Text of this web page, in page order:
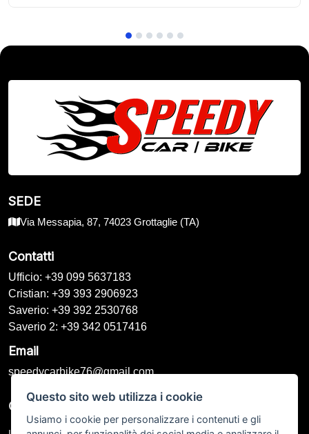
Questo sito web utilizza i cookie
Usiamo i cookie per personalizzare i contenuti e gli
SEDE
Via Messapia, 87, 74023 Grottaglie (TA)
Contatti
Ufficio: +39 099 5637183
Cristian: +39 393 2906923
Saverio: +39 392 2530768
Saverio 2: +39 342 0517416
Email
speedycarbike76@gmail.com
Orari di Apertura